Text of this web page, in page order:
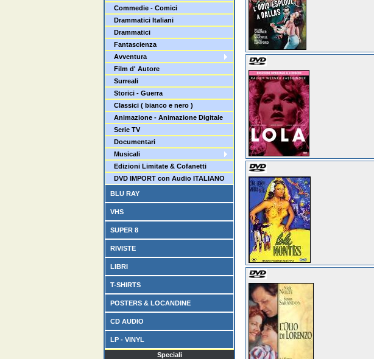
Commedie - Comici
Drammatici Italiani
Drammatici
Fantascienza
Avventura
Film d' Autore
Surreali
Storici - Guerra
Classici ( bianco e nero )
Animazione - Animazione Digitale
Serie TV
Documentari
Musicali
Edizioni Limitate & Cofanetti
DVD IMPORT con Audio ITALIANO
BLU RAY
VHS
SUPER 8
RIVISTE
LIBRI
T-SHIRTS
POSTERS & LOCANDINE
CD AUDIO
LP - VINYL
Speciali